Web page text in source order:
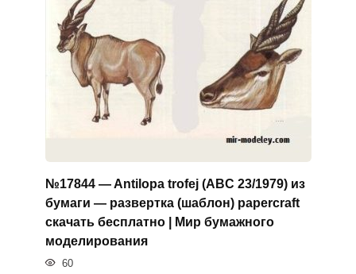
№17844 — Antilopa trofej (ABC 23/1979) из
бумаги — развертка (шаблон) papercraft
скачать бесплатно | Мир бумажного
моделирования
60